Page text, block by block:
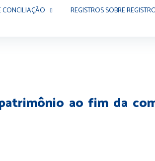
CONCILIAÇÃO
REGISTROS SOBRE
ao fim da